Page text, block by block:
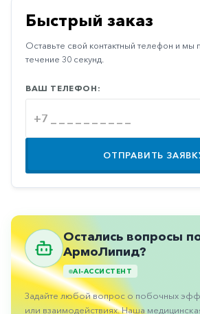
Противовирусные
Противовоспалительные
Противоопухолевые
Противоподагрические
Противорвотные
Противоэпилептические
Пульмонология
Сердечные
Сосудистые
Тромбозы
Быстрый заказ
Оставьте свой контактный телефон и мы
течение 30 секунд.
ВАШ ТЕЛЕФОН:
ОТПРАВИТЬ
Остались вопросы
АрмоЛипид?
AI-АССИСТЕНТ
Задайте любой вопрос о побочных
или взаимодействиях. Наша